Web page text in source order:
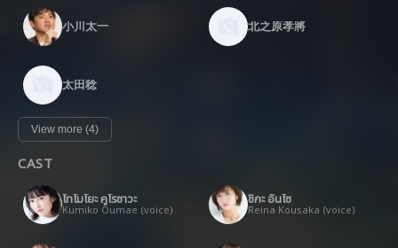
小川太一 北之原孝將
太田稔
View more (4)
CAST
โทโมโยะ คูโรซาวะ
Kumiko Oumae (voice)
ชิกะ อันไซ
Reina Kousaka (voice)